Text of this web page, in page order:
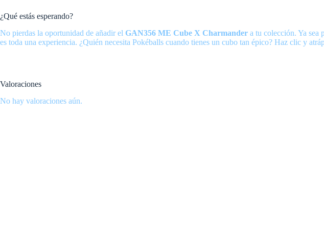
¿Qué estás esperando?
No pierdas la oportunidad de añadir el GAN356 ME Cube X Charmander a tu colección. Ya sea
es toda una experiencia. ¿Quién necesita Pokéballs cuando tienes un cubo tan épico? Haz clic y
Valoraciones
No hay valoraciones aún.